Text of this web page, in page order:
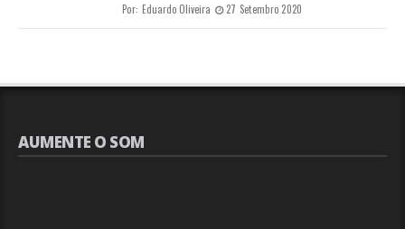
Por: Eduardo Oliveira 27 Setembro 2020
AUMENTE O SOM